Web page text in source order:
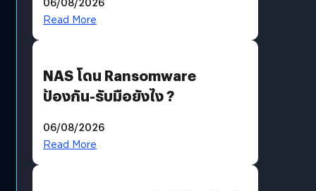
Read More
NAS โดน Ransomware
ป้องกัน-รับมือยังไง ?
06/08/2026
Read More